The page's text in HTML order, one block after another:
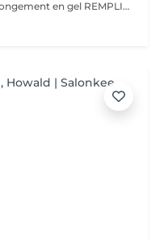
POSE D'ONGLES - Capsules ou rallongement en gel REMPLISSAGE MANUCURE Nos prothésistes ongulaire diplômée vous accueille dans notre espace d'esthétique des soins des ongles personnalisés. Nos maîtrisons des méthodes qui sauront vous permettre de garder de beaux ongles durablement avec le stylise en fonction de vos goûts et de votre personnalité : manucure combinée, pose de vernis semi-permanent, remplissage, pose complète au chablon ou capsules. Nos produits à la pointe des tendances, de haute qualité, des couleurs dotées d'une pigmentation multiples.